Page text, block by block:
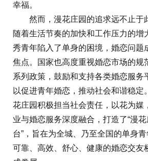
幸福。
然而，漫花庄园的追求远不止于
随着生活节奏的加快和工作压力的增
秀青年陷入了单身的困境，婚恋问题
焦点。国家也高度重视婚恋市场的规
系列政策，鼓励和支持各类婚恋服务
以促进青年婚恋，推动社会和谐稳定
花庄园积极担当社会责任，以花为媒
业与婚恋服务深度融合，打造了“漫
台”，旨在为全城、乃至全国的单身青
可靠、高效、舒心、健康的婚恋交友